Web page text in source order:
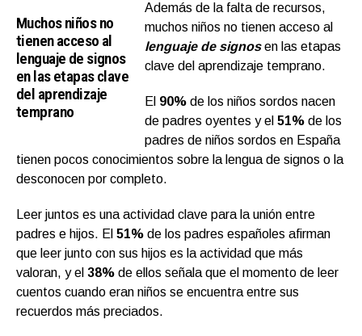
Muchos niños no
tienen acceso al
lenguaje de signos
en las etapas clave
del aprendizaje
temprano
Además de la falta de recursos,
muchos niños no tienen acceso al
lenguaje de signosen las etapas
clave del aprendizaje temprano.
El 90% de los niños sordos nacen
de padres oyentes y el51% de los
padres de niños sordos en España
tienen pocos conocimientos sobre la lengua de signos o la
desconocen por completo.
Leer juntos es una actividad clave para la unión entre
padres e hijos. El 51% de los padres españoles afirman
que leer junto con sus hijos es la actividad que más
valoran, y el 38% de ellos señala que el momento de leer
cuentos cuando eran niños se encuentra entre sus
recuerdos más preciados.